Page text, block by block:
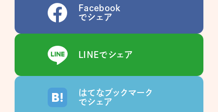
Facebook
でシェア
LINEでシェア
はてなブックマーク
でシェア